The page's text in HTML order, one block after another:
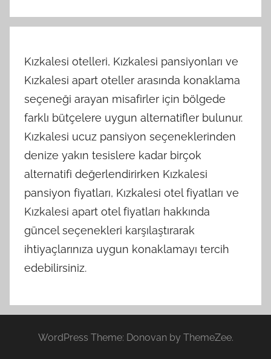
Kızkalesi otelleri, Kızkalesi pansiyonları ve
Kızkalesi apart oteller arasında konaklama
seçeneği arayan misafirler için bölgede
farklı bütçelere uygun alternatifler bulunur.
Kızkalesi ucuz pansiyon seçeneklerinden
denize yakın tesislere kadar birçok
alternatifi değerlendirirken Kızkalesi
pansiyon fiyatları, Kızkalesi otel fiyatları ve
Kızkalesi apart otel fiyatları hakkında
güncel seçenekleri karşılaştırarak
ihtiyaçlarınıza uygun konaklamayı tercih
edebilirsiniz.
WordPress Theme: Donovan by ThemeZee.